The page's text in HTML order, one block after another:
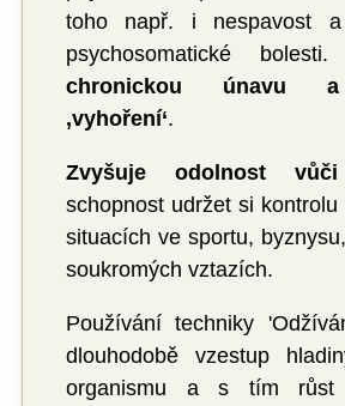
toho např. i nespavost a
psychosomatické bolesti.
chronickou únavu
‚vyhoření‘.
Zvyšuje odolnost
schopnost udržet si kontrolu
situacích ve sportu,
soukromých vztazích.
Používání techniky
dlouhodobě vzestup
organismu a s tím růst